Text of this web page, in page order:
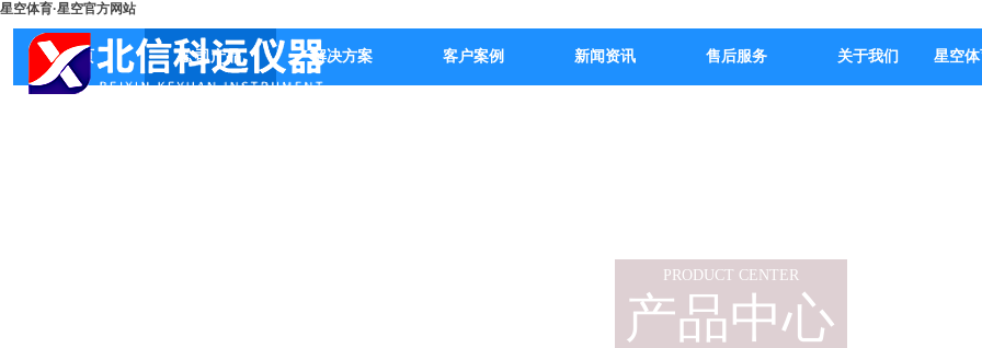
星空体育·星空官方网站
首页 公司产品 解决方案 客户案例 新闻资讯 售后服务 关于我们 星空体
产品中心
PRODUCT CENTER